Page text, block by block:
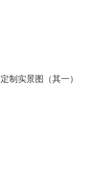
制实景图（其一）